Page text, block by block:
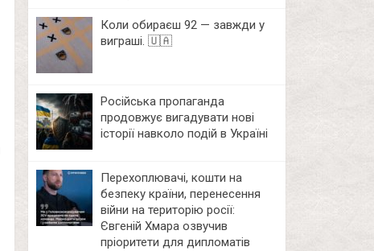
Коли обираєш 92 — завжди у
виграші. 🇺🇦
Російська пропаганда
продовжує вигадувати нові
історії навколо подій в Україні
Перехоплювачі, кошти на
безпеку країни, перенесення
війни на територію росії:
Євгеній Хмара озвучив
пріоритети для дипломатів